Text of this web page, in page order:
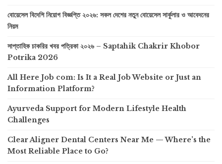
বোয়েসেল বিদেশি নিয়োগ বিজ্ঞপ্তি ২০২৬: সকল দেশের নতুন বোয়েসেল সার্কুলার ও আবেদনের
নিয়ম
সাপ্তাহিক চাকরির খবর পত্রিকা ২০২৬ – Saptahik Chakrir Khobor
Potrika 2026
All Here Job com: Is It a Real Job Website or Just an
Information Platform?
Ayurveda Support for Modern Lifestyle Health
Challenges
Clear Aligner Dental Centers Near Me — Where’s the
Most Reliable Place to Go?